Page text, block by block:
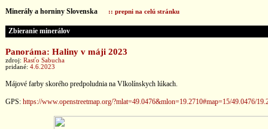
Minerály a horniny Slovenska :: prepni na celú stránku
Zbieranie minerálov
Panoráma: Haliny v máji 2023
zdroj: Rasťo Sabucha
pridané: 4.6.2023
Májové farby skorého predpoludnia na Vlkolínskych lúkach.
GPS: https://www.openstreetmap.org/?mlat=49.0476&mlon=19.2710#map=15/49.0476/